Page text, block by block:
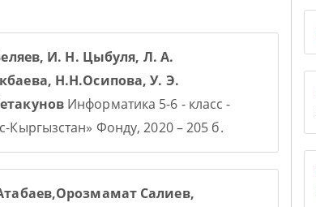
И. Н. Цыбуля, Л. А.
Н.Н.Осипова, У. Э.
Информатика 5-6 - класс -
Кыргызстан» Фонду, 2020 – 205 б.
Салиев,